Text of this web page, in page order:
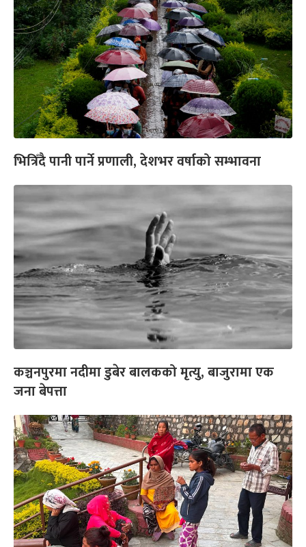
भित्रिँदै पानी पार्ने प्रणाली, देशभर वर्षाको सम्भावना
कञ्चनपुरमा नदीमा डुबेर बालकको मृत्यु, बाजुरामा एक
जना बेपत्ता